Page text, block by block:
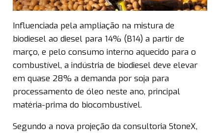
Influenciada pela ampliação na mistura de
biodiesel ao diesel para 14% (B14) a partir de
março, e pelo consumo interno aquecido para o
combustível, a indústria de biodiesel deve elevar
em quase 28% a demanda por soja para
processamento de óleo neste ano, principal
matéria-prima do biocombustível.
Segundo a nova projeção da consultoria StoneX,